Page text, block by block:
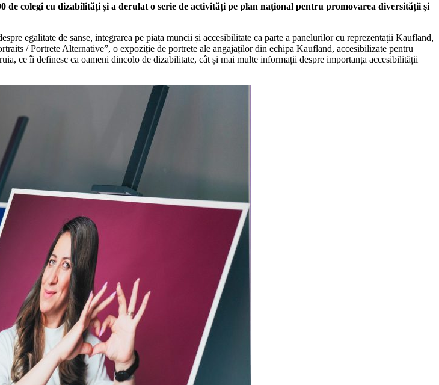
de colegi cu dizabilități și a derulat o serie de activități pe plan național pentru promovarea diversității și
egalitate de șanse, integrarea pe piața muncii și accesibilitate ca parte a panelurilor cu reprezentații Kaufland,
/ Portrete Alternative”, o expoziție de portrete ale angajaților din echipa Kaufland, accesibilizate pentru
ce îi definesc ca oameni dincolo de dizabilitate, cât și mai multe informații despre importanța accesibilității